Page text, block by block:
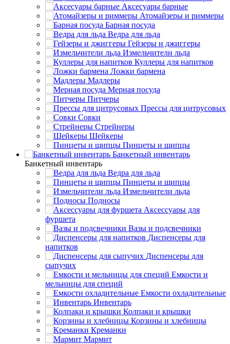
Аксесуары барные
Атомайзеры и риммеры
Барная посуда
Ведра для льда
Гейзеры и джиггеры
Измельчители льда
Куллеры для напитков
Ложки бармена
Мадлеры
Мерная посуда
Питчеры
Прессы для цитрусовых
Совки
Стрейнеры
Шейкеры
Пинцеты и щипцы
Банкетный инвентарь
Банкетный инвентарь
Ведра для льда
Пинцеты и щипцы
Измельчители льда
Подносы
Аксессуары для
фуршета
Вазы и подсвечники
Диспенсеры для
напитков
Диспенсеры для
сыпучих
Емкости и
мельницы для специй
Емкости охладительные
Инвентарь
Колпаки и крышки
Корзины и хлебницы
Креманки
Мармит